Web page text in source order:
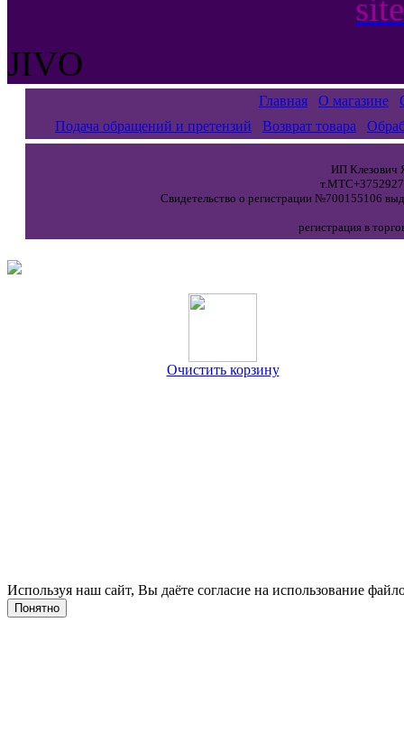
JIVO
Главная О магазине
Подача обращений и претензий
Возврат товара
ИП Клезович
Свидетельство о регистрации №700155106
регистрация в
Очистить корзину
Используя наш сайт, Вы даёте согласие на использование
Понятно